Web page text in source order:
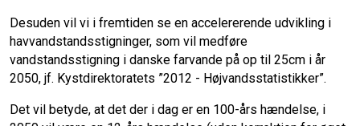
Desuden vil vi i fremtiden se en accelererende udvikling i
havvandstandsstigninger, som vil medføre
vandstandsstigning i danske farvande på op til 25cm i år
2050, jf. Kystdirektoratets ”2012 - Højvandsstatistikker”.
Det vil betyde, at det der i dag er en 100-års hændelse, i